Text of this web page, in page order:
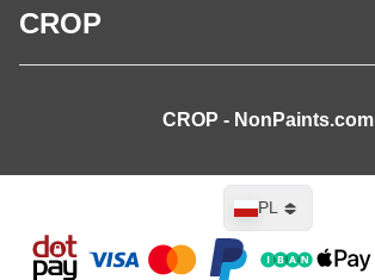
CROP
CROP - NonPaints.com
PL